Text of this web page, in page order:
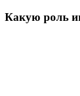
Какую роль